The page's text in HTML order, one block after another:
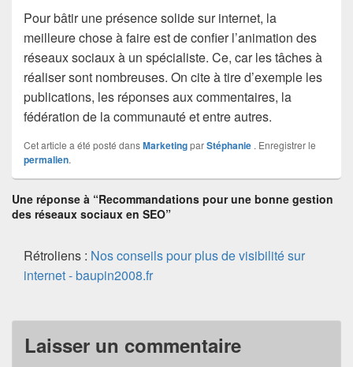
Pour bâtir une présence solide sur internet, la
meilleure chose à faire est de confier l’animation des
réseaux sociaux à un spécialiste. Ce, car les tâches à
réaliser sont nombreuses. On cite à tire d’exemple les
publications, les réponses aux commentaires, la
fédération de la communauté et entre autres.
Cet article a été posté dansMarketingparStéphanie . Enregistrer le
permalien.
Une réponse à “Recommandations pour une bonne gestion
des réseaux sociaux en SEO”
Rétroliens : Nos conseils pour plus de visibilité sur
internet - baupin2008.fr
Laisser un commentaire